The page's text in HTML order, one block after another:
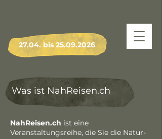
27.04. bis 25.09.2026
NahReisen.ch ist eine
Veranstaltungsreihe, die Sie die Natur-
Was ist NahReisen.ch